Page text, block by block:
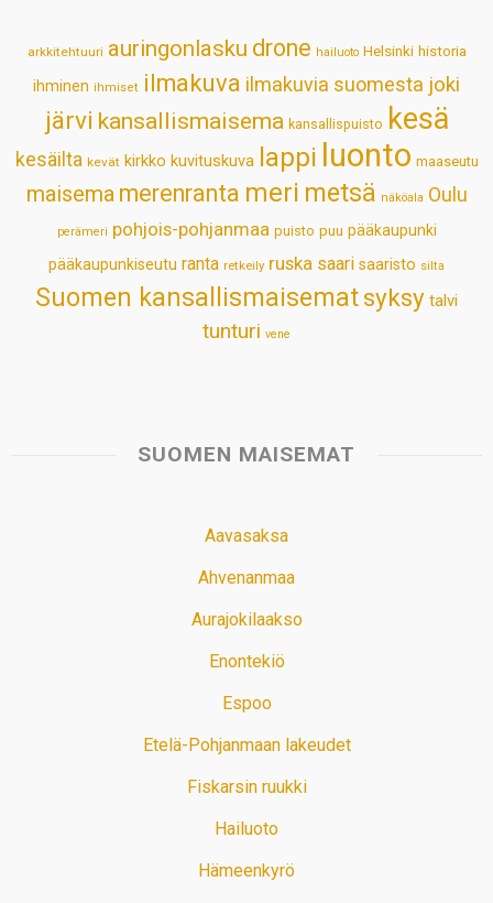
p
k
n
s
t
arkkitehtuuri auringonlasku drone hailuoto Helsinki historia
ihminen ihmiset ilmakuva ilmakuvia suomesta joki
järvi kansallismaisema kansallispuisto kesä
kesäilta kevät kirkko kuvituskuva lappi luonto maaseutu
maisema merenranta meri metsä näköala Oulu
perämeri pohjois-pohjanmaa puisto puu pääkaupunki
pääkaupunkiseutu ranta retkeily ruska saari saaristo silta
Suomen kansallismaisematsyksy talvi
tunturi vene
SUOMEN MAISEMAT
Aavasaksa
Ahvenanmaa
Aurajokilaakso
Enontekiö
Espoo
Etelä-Pohjanmaan lakeudet
Fiskarsin ruukki
Hailuoto
Hämeenkyrö